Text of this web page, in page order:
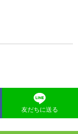
友だちに送る